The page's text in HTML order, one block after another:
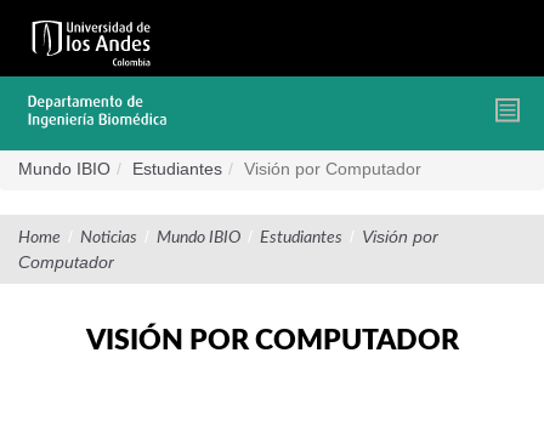
contenido
Mundo IBIO Estudiantes Visión por Computador
Home / Noticias / Mundo IBIO / Estudiantes / Visión por
Computador
VISIÓN POR COMPUTADOR